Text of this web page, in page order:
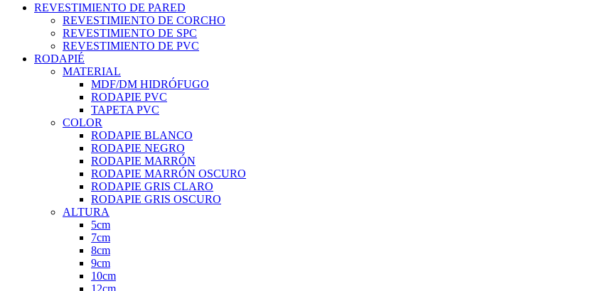
REVESTIMIENTO DE PARED
REVESTIMIENTO DE CORCHO
REVESTIMIENTO DE SPC
REVESTIMIENTO DE PVC
RODAPIÉ
MATERIAL
MDF/DM HIDRÓFUGO
RODAPIE PVC
TAPETA PVC
COLOR
RODAPIE BLANCO
RODAPIE NEGRO
RODAPIE MARRÓN
RODAPIE MARRÓN OSCURO
RODAPIE GRIS CLARO
RODAPIE GRIS OSCURO
ALTURA
5cm
7cm
8cm
9cm
10cm
12cm